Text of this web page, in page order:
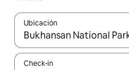
Ubicación
Cuando los resultados
Check-in